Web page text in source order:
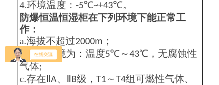
4.环境温度：-5℃~+43℃。
防爆恒温恒湿柜在下列环境下能正常工
作：
a.海拔不超过2000m ；
b.适用环境为：温度5℃～43℃，无腐蚀性
气体;
c.存在ⅡA、Ⅱ B级，T1 ～T4组可燃性气体、